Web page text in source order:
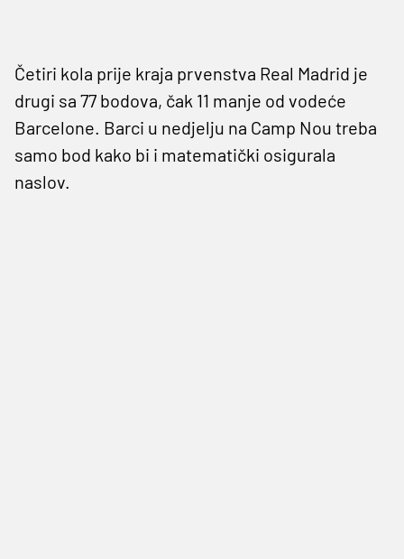
Četiri kola prije kraja prvenstva Real Madrid je
drugi sa 77 bodova, čak 11 manje od vodeće
Barcelone. Barci u nedjelju na Camp Nou treba
samo bod kako bi i matematički osigurala
naslov.